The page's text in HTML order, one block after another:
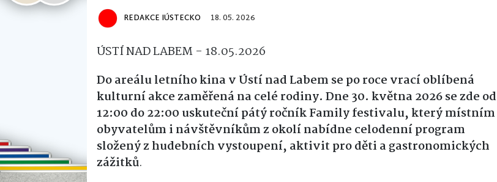
REDAKCE IÚSTECKO 18. 05. 2026
ÚSTÍ NAD LABEM - 18.05.2026
Do areálu letního kina v Ústí nad Labem se po roce vrací oblíbená
kulturní akce zaměřená na celé rodiny. Dne 30. května 2026 se zde od
12:00 do 22:00 uskuteční pátý ročník Family festivalu, který místním
obyvatelům i návštěvníkům z okolí nabídne celodenní program
složený z hudebních vystoupení, aktivit pro děti a gastronomických
zážitků.